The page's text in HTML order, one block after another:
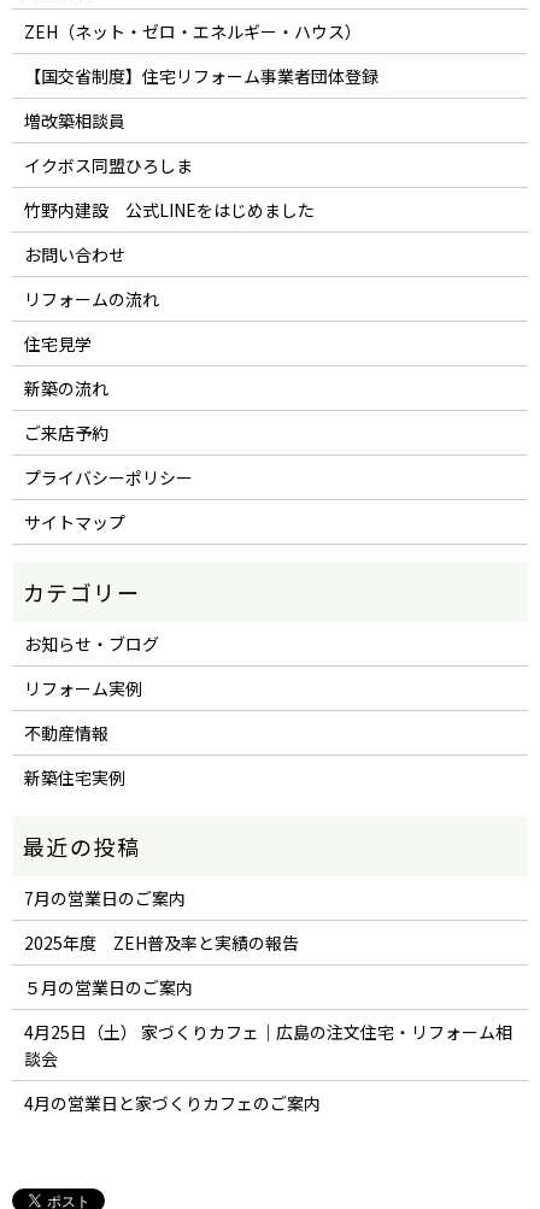
ZEH（ネット・ゼロ・エネルギー・ハウス）
【国交省制度】住宅リフォーム事業者団体登録
増改築相談員
イクボス同盟ひろしま
竹野内建設 公式LINEをはじめました
お問い合わせ
リフォームの流れ
住宅見学
新築の流れ
ご来店予約
プライバシーポリシー
サイトマップ
お知らせ・ブログ
リフォーム実例
不動産情報
新築住宅実例
7月の営業日のご案内
2025年度 ZEH普及率と実績の報告
５月の営業日のご案内
4月25日（土） 家づくりカフェ｜広島の注文住宅・リフォーム相
談会
4月の営業日と家づくりカフェのご案内